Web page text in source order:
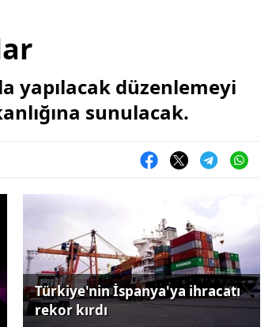
yapılacak düzenlemeyi
sunulacak.
Türkiye'nin İspanya'ya ihracatı
rekor kırdı